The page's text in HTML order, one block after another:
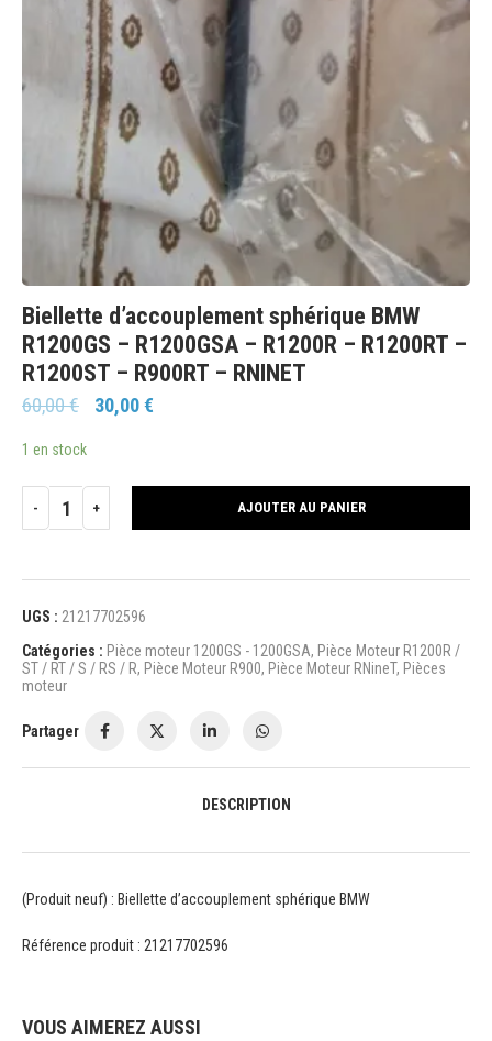
Biellette d’accouplement sphérique BMW
R1200GS – R1200GSA – R1200R – R1200RT –
R1200ST – R900RT – RNINET
60,00€ 30,00€
1 en stock
AJOUTER AU PANIER
UGS : 21217702596
Catégories : Pièce moteur 1200GS - 1200GSA, Pièce Moteur R1200R /
ST / RT / S / RS / R, Pièce Moteur R900, Pièce Moteur RNineT, Pièces
moteur
Partager
DESCRIPTION
(Produit neuf) : Biellette d’accouplement sphérique BMW
Référence produit : 21217702596
VOUS AIMEREZ AUSSI